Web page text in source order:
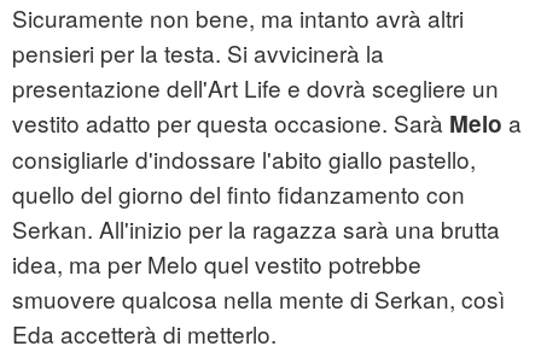
Sicuramente non bene, ma intanto avrà altri
pensieri per la testa. Si avvicinerà la
presentazione dell'Art Life e dovrà scegliere un
vestito adatto per questa occasione. Sarà Melo a
consigliarle d'indossare l'abito giallo pastello,
quello del giorno del finto fidanzamento con
Serkan. All'inizio per la ragazza sarà una brutta
idea, ma per Melo quel vestito potrebbe
smuovere qualcosa nella mente di Serkan, così
Eda accetterà di metterlo.